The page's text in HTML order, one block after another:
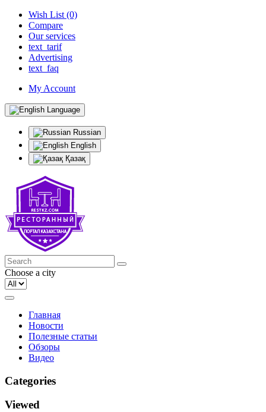
Wish List (0)
Compare
Our services
text_tarif
Advertising
text_faq
My Account
Language
Russian
English
Қазақ
Choose a city
Главная
Новости
Полезные статьи
Обзоры
Видео
Categories
Viewed